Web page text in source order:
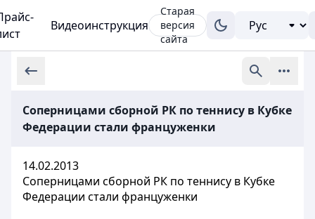
Видеоинструкция
Старая
версия
сайта
Соперницами сборной РК по теннису в Кубке
Федерации стали француженки
14.02.2013
Соперницами сборной РК по теннису в Кубке
Федерации стали француженки